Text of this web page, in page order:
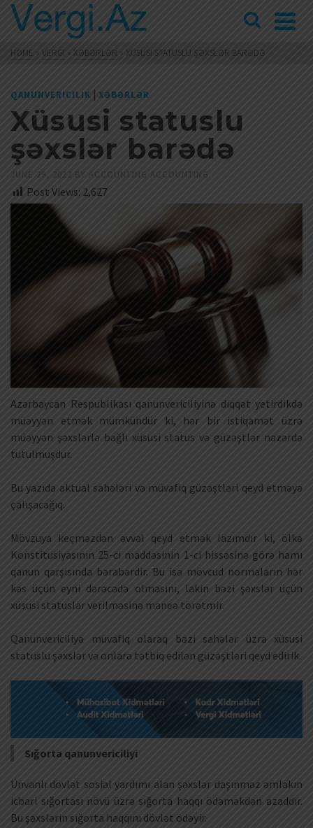
HOME » VERGI » XƏBƏRLƏR » XÜSUSI STATUSLU ŞƏXSLƏR BARƏDƏ
QANUNVERICILIK | XƏBƏRLƏR
Xüsusi statuslu
şəxslər barədə
JUNE 29, 2022 BY ACCOUNTING ACCOUNTING
Post Views: 2,627
Azərbaycan Respublikası qanunvericiliyinə diqqət yetirdikdə
müəyyən etmək mümkündür ki, hər bir istiqamət üzrə
müəyyən şəxslərlə bağlı xüsusi status və güzəştlər nəzərdə
tutulmuşdur.
Bu yazıda aktual sahələri və müvafiq güzəştləri qeyd etməyə
çalışacağıq.
Mövzuya keçməzdən əvvəl qeyd etmək lazımdır ki, ölkə
Konstitusiyasının 25-ci maddəsinin 1-ci hissəsinə görə hamı
qanun qarşısında bərabərdir. Bu isə mövcud normaların hər
kəs üçün eyni dərəcədə olmasını, lakin bəzi şəxslər üçün
xüsusi statuslar verilməsinə maneə törətmir.
Qanunvericiliyə müvafiq olaraq bəzi sahələr üzrə xüsusi
statuslu şəxslər və onlara tətbiq edilən güzəştləri qeyd edirik.
Sığorta qanunvericiliyi
Ünvanlı dövlət sosial yardımı alan şəxslər daşınmaz əmlakın
icbari sığortası növü üzrə sığorta haqqı ödəməkdən azaddır.
Bu şəxslərin sığorta haqqını dövlət ödəyir.